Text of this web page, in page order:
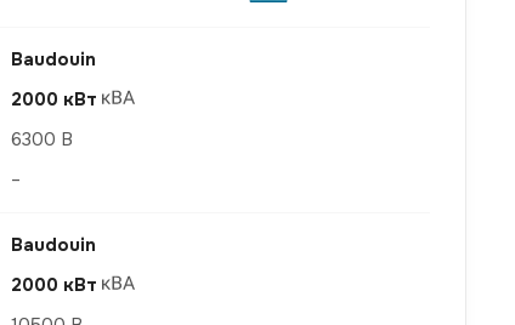
Baudouin
2000 кВт
6300 В
–
Baudouin
2000 кВт